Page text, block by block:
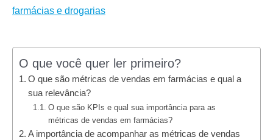
farmácias e drogarias
O que você quer ler primeiro?
O que são métricas de vendas em farmácias e qual a
sua relevância?
O que são KPIs e qual sua importância para as
métricas de vendas em farmácias?
A importância de acompanhar as métricas de vendas